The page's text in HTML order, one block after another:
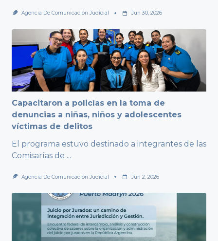
Agencia De Comunicación Judicial Jun 30, 2026
Capacitaron a policías en la toma de
denuncias a niñas, niños y adolescentes
víctimas de delitos
El programa estuvo destinado a integrantes de las
Comisarías de ...
Agencia De Comunicación Judicial Jun 2, 2026